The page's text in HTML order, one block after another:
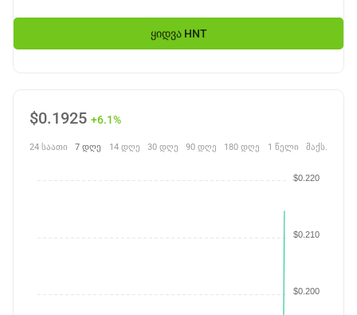
ᲧᲘᲓᲕᲐ HNT
$0.1925 +6.1%
24 საათი 7 დღე 14 დღე 30 დღე 90 დღე 180 დღე 1 წელი მაქს.
$0.200
$0.210
$0.220